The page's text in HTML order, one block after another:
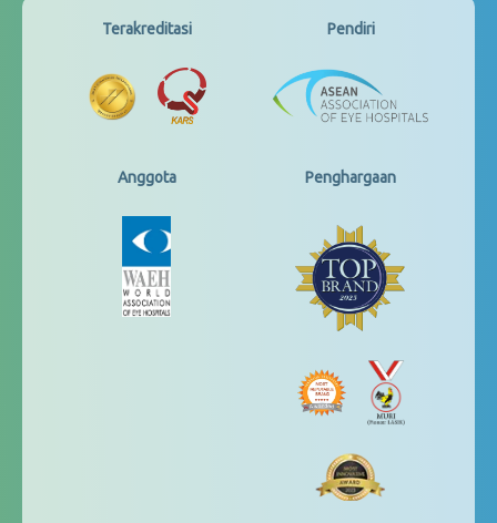
Terakreditasi Pendiri
Anggota Penghargaan